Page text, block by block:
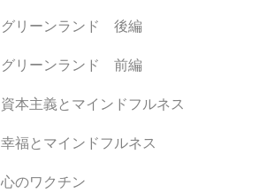
グリーンランド 後編
グリーンランド 前編
資本主義とマインドフルネス
幸福とマインドフルネス​
心のワクチン